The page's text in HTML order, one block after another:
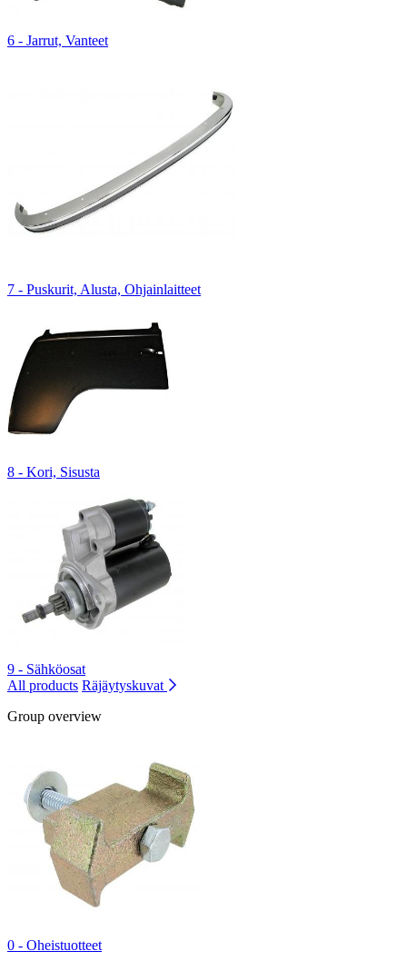
6 - Jarrut, Vanteet
7 - Puskurit, Alusta, Ohjainlaitteet
8 - Kori, Sisusta
9 - Sähköosat
All products Räjäytyskuvat
Group overview
0 - Oheistuotteet